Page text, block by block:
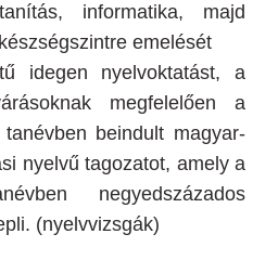
informatika, majd
emelését
idegen nyelvoktatást, a
megfelelően a
beindult magyar-
nyelvű tagozatot, amely a
negyedszázados
(nyelvvizsgák)